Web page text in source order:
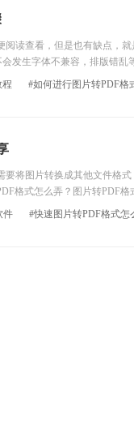
读查看，但是也有缺点，就
发生字体不兼容，排版错乱
程
将图片转换成其他文件格式
格式怎么弄？图片转PDF
#快速图片转PDF格式怎
件